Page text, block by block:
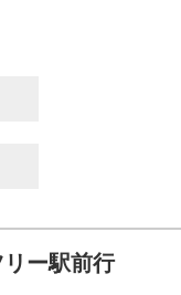
ー駅前行